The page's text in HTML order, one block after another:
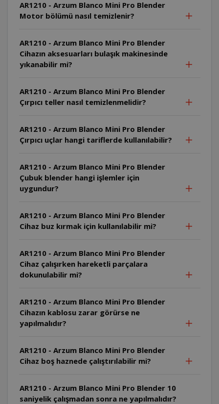
AR1210 - Arzum Blanco Mini Pro Blender
Motor bölümü nasıl temizlenir?
AR1210 - Arzum Blanco Mini Pro Blender
Cihazın aksesuarları bulaşık makinesinde
yıkanabilir mi?
AR1210 - Arzum Blanco Mini Pro Blender
Çırpıcı teller nasıl temizlenmelidir?
AR1210 - Arzum Blanco Mini Pro Blender
Çırpıcı uçlar hangi tariflerde kullanılabilir?
AR1210 - Arzum Blanco Mini Pro Blender
Çubuk blender hangi işlemler için
uygundur?
AR1210 - Arzum Blanco Mini Pro Blender
Cihaz buz kırmak için kullanılabilir mi?
AR1210 - Arzum Blanco Mini Pro Blender
Cihaz çalışırken hareketli parçalara
dokunulabilir mi?
AR1210 - Arzum Blanco Mini Pro Blender
Cihazın kablosu zarar görürse ne
yapılmalıdır?
AR1210 - Arzum Blanco Mini Pro Blender
Cihaz boş haznede çalıştırılabilir mi?
AR1210 - Arzum Blanco Mini Pro Blender 10
saniyelik çalışmadan sonra ne yapılmalıdır?